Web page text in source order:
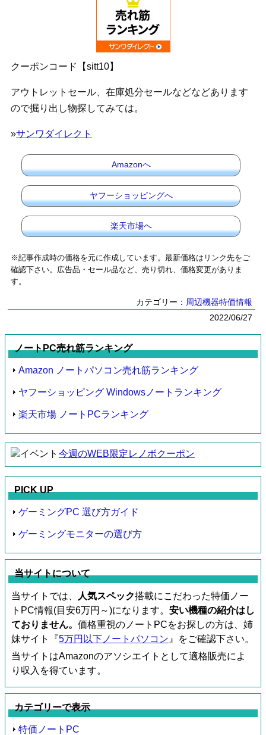
クーポンコード【sitt10】
アウトレットセール、在庫処分セールなどなどあります
ので掘り出し物探してみては。
»サンワダイレクト
Amazonへ
ヤフーショッピングへ
楽天市場へ
※記事作成時の価格を元に作成しています。最新価格はリンク先をご
確認下さい。広告品・セール品など、売り切れ、価格変更がありま
す。
カテゴリー： 周辺機器特価情報
2022/06/27
ノートPC売れ筋ランキング
Amazon ノートパソコン売れ筋ランキング
ヤフーショッピング Windowsノートランキング
楽天市場 ノートPCランキング
今週のWEB限定レノボクーポン
PICK UP
ゲーミングPC 選び方ガイド
ゲーミングモニターの選び方
当サイトについて
当サイトでは、 人気スペック搭載にこだわった特価ノー
トPC情報(目安6万円～)になります。 安い機種の紹介はし
ておりません。 価格重視のノートPCをお探しの方は、姉
妹サイト『5万円以下ノートパソコン 』をご確認下さい。
当サイトはAmazonのアソシエイトとして適格販売によ
り収入を得ています。
カテゴリーで表示
特価ノートPC